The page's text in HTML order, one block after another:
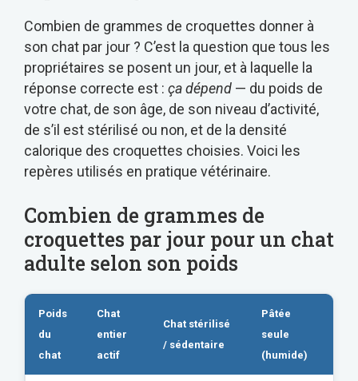
Combien de grammes de croquettes donner à
son chat par jour ? C’est la question que tous les
propriétaires se posent un jour, et à laquelle la
réponse correcte est : ça dépend — du poids de
votre chat, de son âge, de son niveau d’activité,
de s’il est stérilisé ou non, et de la densité
calorique des croquettes choisies. Voici les
repères utilisés en pratique vétérinaire.
Combien de grammes de
croquettes par jour pour un chat
adulte selon son poids
Poids
du
chat
Chat
entier
actif
Chat stérilisé
/ sédentaire
Pâtée
seule
(humide)